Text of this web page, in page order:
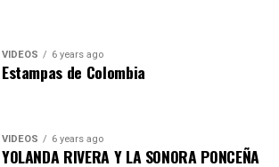
VIDEOS 6 years ago
Estampas de Colombia
VIDEOS 6 years ago
YOLANDA RIVERA Y LA SONORA PONCEÑA